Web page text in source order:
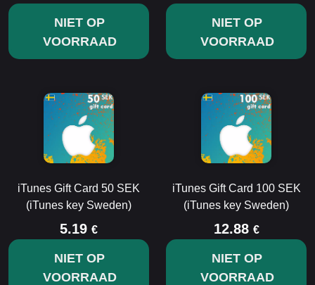
NIET OP
VOORRAAD
NIET OP
VOORRAAD
iTunes Gift Card 50 SEK
(iTunes key Sweden)
5.19 €
NIET OP
VOORRAAD
iTunes Gift Card 100 SEK
(iTunes key Sweden)
12.88 €
NIET OP
VOORRAAD